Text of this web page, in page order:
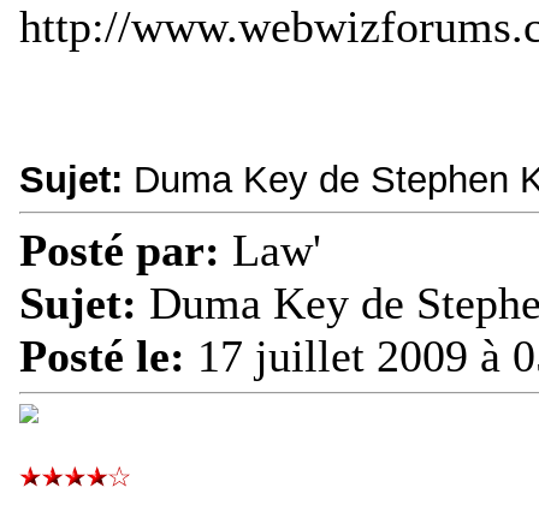
http://
Sujet: Duma Key de Stephen
Posté par: Law'
Sujet: Duma Key de
Posté le: 17 juillet 2009 à